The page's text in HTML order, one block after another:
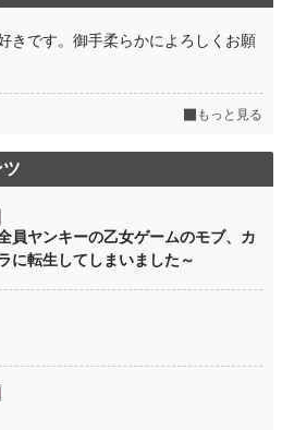
きです。御手柔らかによろしくお願
もっと見る
員ヤンキーの乙女ゲームのモブ、カ
に転生してしまいました～